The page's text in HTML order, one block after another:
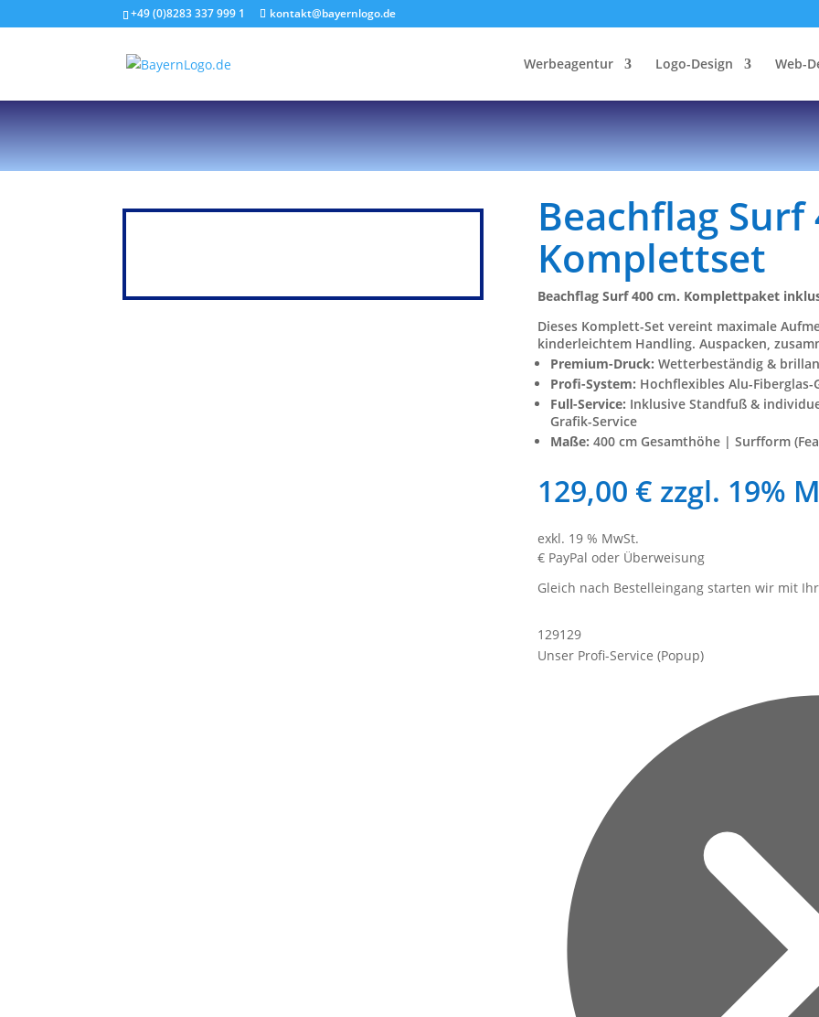
+49 (0)8283 337 999 1 kontakt@bayernlogo.de
Werbeagentur Logo-Design Web-
Beachflag Surf
Komplettset
Beachflag Surf 400 cm. Komplettpaket
Dieses Komplett-Set vereint maximale
kinderleichtem Handling. Auspacken,
Premium-Druck: Wetterbeständig &
Profi-System: Hochflexibles Alu-
Full-Service: Inklusive Standfuß &
Grafik-Service
Maße: 400 cm Gesamthöhe | Surfform
129,00 € zzgl. 19%
exkl. 19 % MwSt.
€ PayPal oder Überweisung
Gleich nach Bestelleingang starten wir mit
129129
Unser Profi-Service (Popup)